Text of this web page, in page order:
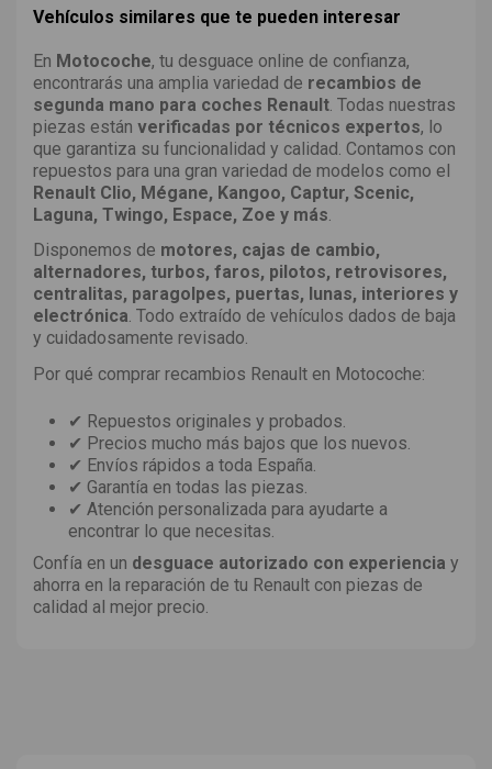
Vehículos similares que te pueden interesar
En Motocoche, tu desguace online de confianza,
encontrarás una amplia variedad de recambios de
segunda mano para coches Renault . Todas nuestras
piezas están verificadas por técnicos expertos, lo
que garantiza su funcionalidad y calidad. Contamos con
repuestos para una gran variedad de modelos como el
Renault Clio, Mégane, Kangoo, Captur, Scenic,
Laguna, Twingo, Espace, Zoe y más
Disponemos de motores, cajas de cambio,
alternadores, turbos, faros, pilotos, retrovisores,
centralitas, paragolpes, puertas, lunas, interiores y
electrónica. Todo extraído de vehículos dados de baja
y cuidadosamente revisado.
Por qué comprar recambios Renault en Motocoche:
✔ Repuestos originales y probados.
✔ Precios mucho más bajos que los nuevos.
✔ Envíos rápidos a toda España.
✔ Garantía en todas las piezas.
✔ Atención personalizada para ayudarte a
encontrar lo que necesitas.
Confía en un desguace autorizado con experiencia y
ahorra en la reparación de tu Renault con piezas de
calidad al mejor precio.